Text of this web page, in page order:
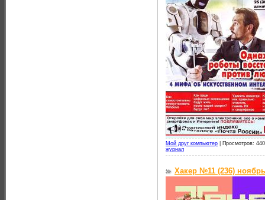
Мой друг компьютер
Просмотров:
журнал
Хакер №11 (236)